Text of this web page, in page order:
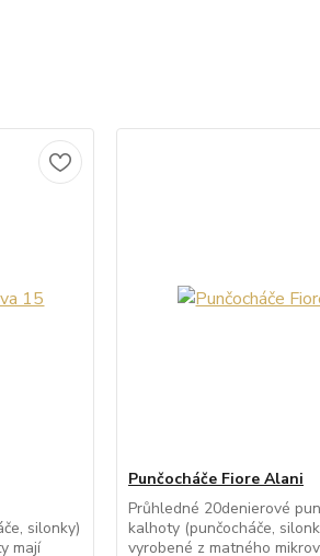
silonky)
mají
Punčocháče Fiore Alani
Průhledné 20denierové
kalhoty (punčocháče,
vyrobené z matného